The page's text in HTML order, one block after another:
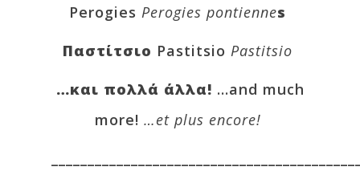
Perogies Perogies pontiennes
Παστίτσιο Pastitsio Pastitsio
…και πολλά άλλα! …and much
more! …et plus encore!